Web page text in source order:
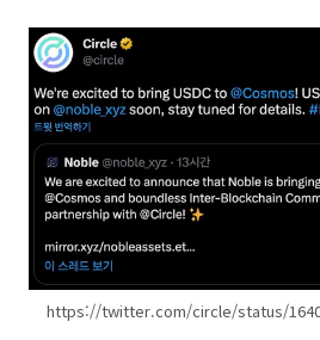
https://twitter.com/circle/status/